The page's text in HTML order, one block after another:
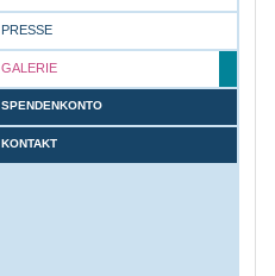
PRESSE
GALERIE
SPENDENKONTO
KONTAKT